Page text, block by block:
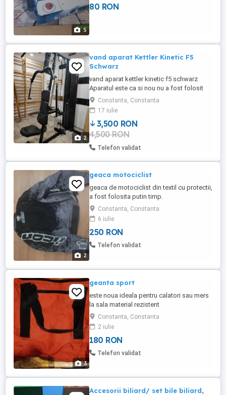
5
80 RON
2
vand aparat Kettler Kinetic F5
Schwarz
vand aparat kettler kinetic f5 schwarz
Aparatul este ca si nou nu a fost folosit
niciodata a fost montat intr-o sala de
sport care nu sa deschis niciodata Pretul
de vanzare pe saituri de specialitate este
de 6900 lei Pretul vanzari in acest moment
este de 3500 lei usor negociabil
Constanta, Constanta
17 iulie
3,500 RON
4,500 RON
Telefon validat
2
geaca motociclist
geaca de motociclist din textil cu protectii,
a fost folosita putin timp.
Constanta, Constanta
6 iulie
250 RON
Telefon validat
3
geanta sport
este noua ideala pentru calatori sau mers
la sala material rezistent
Constanta, Constanta
2 iulie
180 RON
Telefon validat
Accesorii biliard/ set bile biliard,